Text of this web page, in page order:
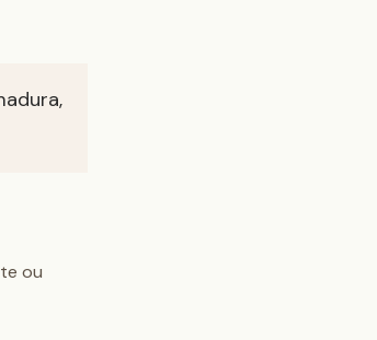
ou